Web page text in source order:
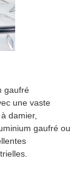
gaufré
une vaste
damier,
gaufré ou